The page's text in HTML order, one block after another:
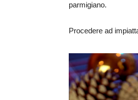
parmigiano.
Procedere ad